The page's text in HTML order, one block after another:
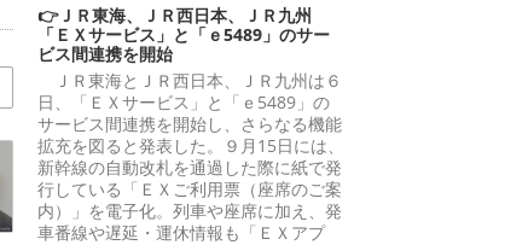
👉ＪＲ東海、ＪＲ西日本、ＪＲ九州
「ＥＸサービス」と「ｅ5489」のサー
ビス間連携を開始
ＪＲ東海とＪＲ西日本、ＪＲ九州は６
日、「ＥＸサービス」と「ｅ5489」の
サービス間連携を開始し、さらなる機能
拡充を図ると発表した。９月15日には、
新幹線の自動改札を通過した際に紙で発
行している「ＥＸご利用票（座席のご案
内）」を電子化。列車や座席に加え、発
車番線や遅延・運休情報も「ＥＸアプ